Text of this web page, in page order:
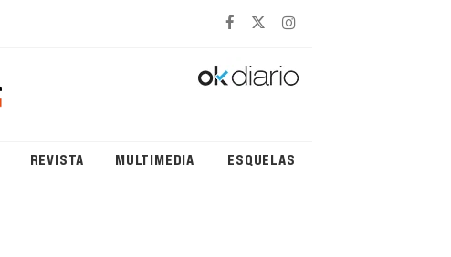
REVISTA MULTIMEDIA ESQUELAS